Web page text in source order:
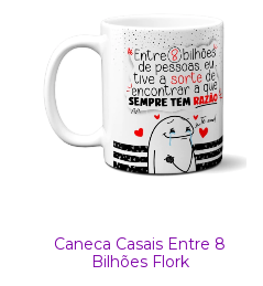
Caneca Casais Entre 8
Bilhões Flork